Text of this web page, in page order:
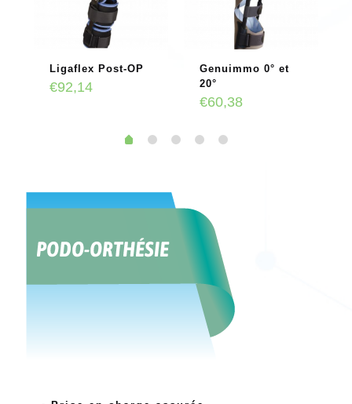
Ligaflex Post-OP
€92,14
Genuimmo 0° et
20°
€60,38